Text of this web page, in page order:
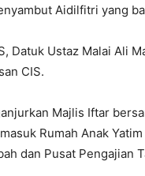
Aidilfitri yang
Datuk Ustaz Malai Ali
CIS.
Majlis Iftar
Rumah Anak Yatim
dan Pusat Pengajian